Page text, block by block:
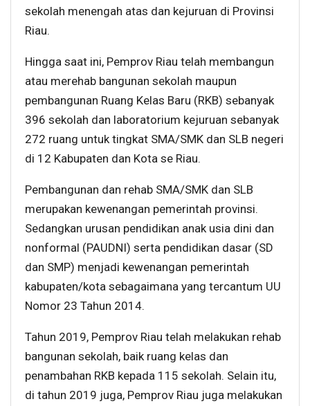
sekolah menengah atas dan kejuruan di Provinsi
Riau.
Hingga saat ini, Pemprov Riau telah membangun
atau merehab bangunan sekolah maupun
pembangunan Ruang Kelas Baru (RKB) sebanyak
396 sekolah dan laboratorium kejuruan sebanyak
272 ruang untuk tingkat SMA/SMK dan SLB negeri
di 12 Kabupaten dan Kota se Riau.
Pembangunan dan rehab SMA/SMK dan SLB
merupakan kewenangan pemerintah provinsi.
Sedangkan urusan pendidikan anak usia dini dan
nonformal (PAUDNI) serta pendidikan dasar (SD
dan SMP) menjadi kewenangan pemerintah
kabupaten/kota sebagaimana yang tercantum UU
Nomor 23 Tahun 2014.
Tahun 2019, Pemprov Riau telah melakukan rehab
bangunan sekolah, baik ruang kelas dan
penambahan RKB kepada 115 sekolah. Selain itu,
di tahun 2019 juga, Pemprov Riau juga melakukan